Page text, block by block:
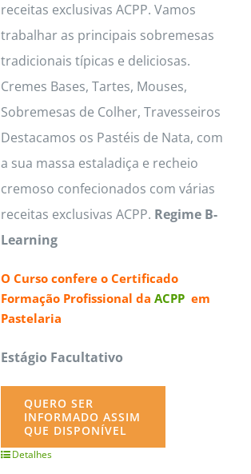
receitas exclusivas ACPP. Vamos
trabalhar as principais sobremesas
tradicionais típicas e deliciosas.
Cremes Bases, Tartes, Mouses,
Sobremesas de Colher, Travesseiros
Destacamos os Pastéis de Nata, com
a sua massa estaladiça e recheio
cremoso confecionados com várias
receitas exclusivas ACPP. Regime B-
Learning
O Curso confere o Certificado
Formação Profissional da ACPPem
Pastelaria
Estágio Facultativo
QUERO SER
INFORMADO ASSIM
QUE DISPONÍVEL
Detalhes